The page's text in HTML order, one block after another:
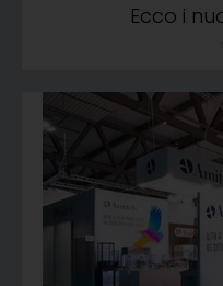
Ecco i